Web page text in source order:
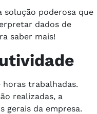
solução poderosa que
dados de
saber mais!
trabalhadas.
realizadas, a
gerais da empresa.